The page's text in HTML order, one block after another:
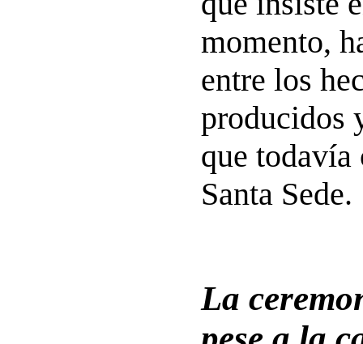
momento,
entre los
producidos
que todavía
Santa Sede.
La